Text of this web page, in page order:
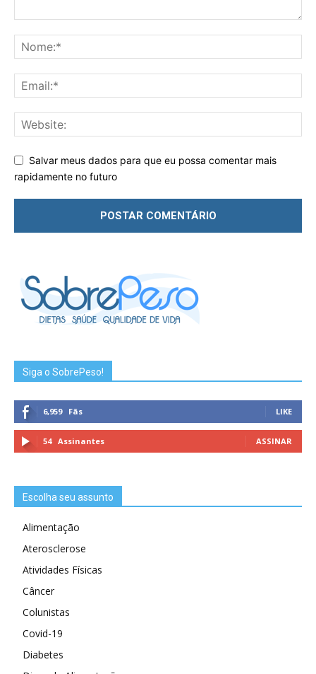
Salvar meus dados para que eu possa comentar mais
rapidamente no futuro
Siga o SobrePeso!
6,959 Fãs LIKE
54 Assinantes ASSINAR
Escolha seu assunto
Alimentação
Aterosclerose
Atividades Físicas
Câncer
Colunistas
Covid-19
Diabetes